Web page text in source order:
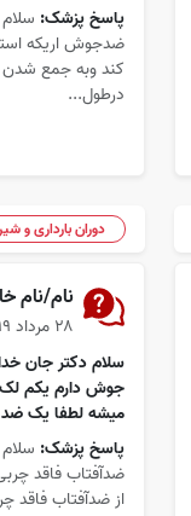
پاسخ پزشک:
ضدجوش اریکه
کند وبه جمع شدن
درطول...
دوران بارداری و
نام/نام
۲۸ مرداد ۱۳۹۹
جوش دارم یکم لک
میشه لطفا یک ضد
پاسخ پزشک:
ضدآفتاب فاقد
از ضدآفتاب فاقد